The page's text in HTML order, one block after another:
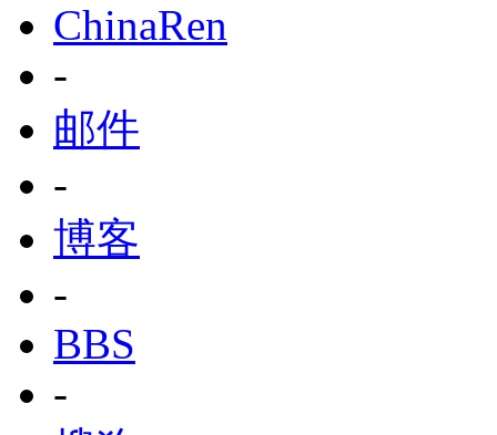
ChinaRen
-
邮件
-
博客
-
BBS
-